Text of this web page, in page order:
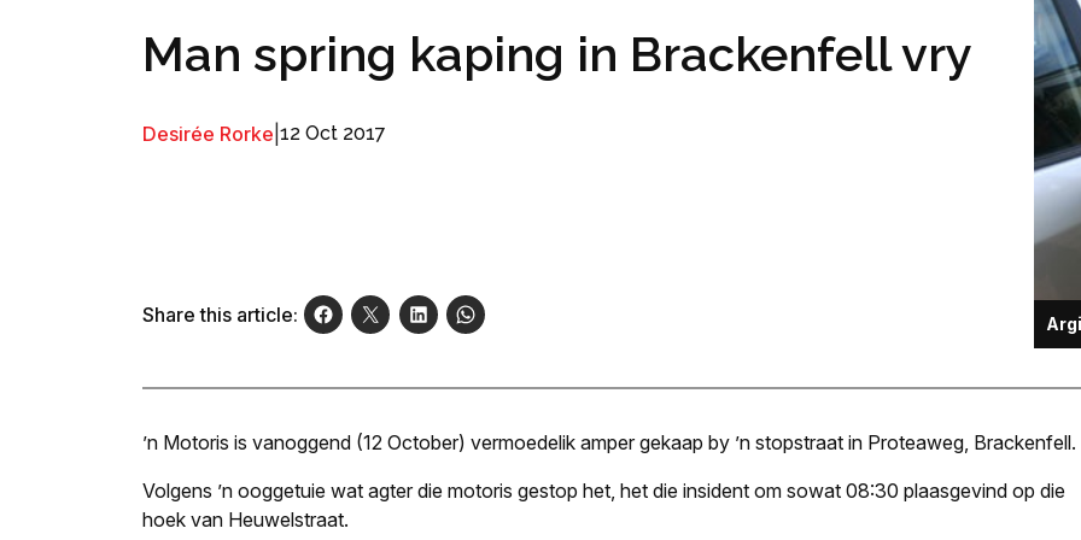
Man spring kaping in Brackenfell vry
Desirée Rorke 12 Oct 2017
Share this article:
’n Motoris is vanoggend (12 October) vermoedelik amper gekaap by ’n stopstraat in Proteaweg, Brackenfell.
Volgens ’n ooggetuie wat agter die motoris gestop het, het die insident om sowat 08:30 plaasgevind op die
hoek van Heuwelstraat.